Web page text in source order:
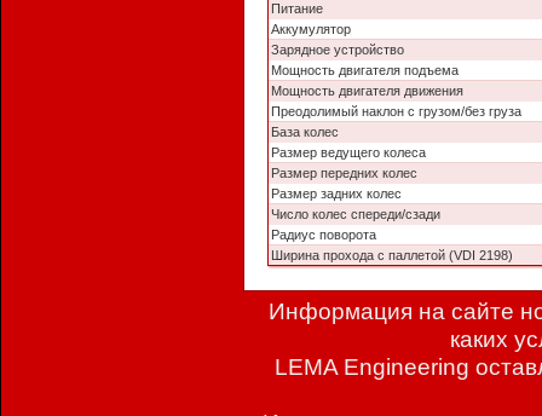
Питание
Аккумулятор
Зарядное устройство
Мощность двигателя подъема
Мощность двигателя движения
Преодолимый наклон с грузом/без груза
База колес
Размер ведущего колеса
Размер передних колес
Размер задних колес
Число колес спереди/сзади
Радиус поворота
Ширина прохода с паллетой (VDI 2198)
Информация на сайте
каких
LEMA Engineering